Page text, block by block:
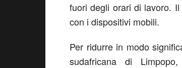
fuori degli orari di lavoro.
con i dispositivi mobili.
Per ridurre in modo
sudafricana di